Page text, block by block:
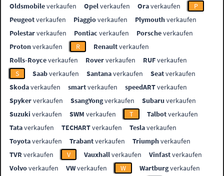
Oldsmobileverkaufen Opelverkaufen Oraverkaufen
P
Peugeotverkaufen Piaggioverkaufen Plymouthverkaufen
Polestarverkaufen Pontiac verkaufen Porscheverkaufen
Protonverkaufen R Renaultverkaufen
Rolls-Royceverkaufen Roververkaufen RUFverkaufen
S
Saabverkaufen Santanaverkaufen Seatverkaufen
Skodaverkaufen smartverkaufen speedARTverkaufen
Spykerverkaufen SsangYongverkaufen Subaru verkaufen
Suzuki verkaufen SWM verkaufen T Talbotverkaufen
Tataverkaufen TECHARTverkaufen Teslaverkaufen
Toyotaverkaufen Trabantverkaufen Triumphverkaufen
TVR verkaufen V Vauxhallverkaufen Vinfastverkaufen
Volvoverkaufen VWverkaufen W Wartburgverkaufen